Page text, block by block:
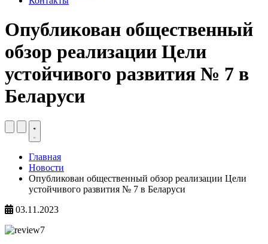
Опубликован общественный
обзор реализации Цели
устойчивого развития № 7 в
Беларуси
Главная
Новости
Опубликован общественный обзор реализации Цели
устойчивого развития № 7 в Беларуси
03.11.2023